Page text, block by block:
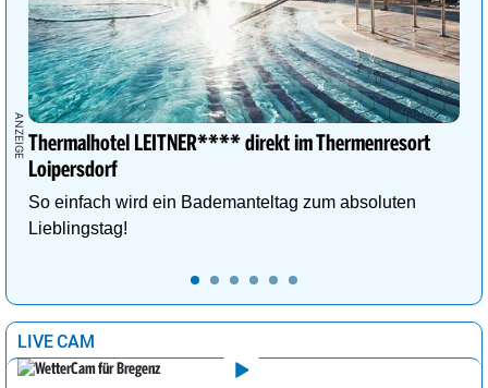
Thermalhotel LEITNER**** direkt im Thermenresort
Loipersdorf
So einfach wird ein Bademanteltag zum absoluten
Lieblingstag!
LIVE CAM